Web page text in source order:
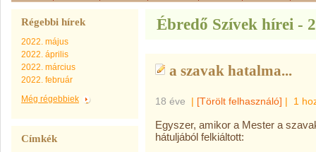
Régebbi hírek
2022. május
2022. április
2022. március
2022. február
Még régebbiek
Címkék
Ébredő Szívek hírei -
a szavak hatalma...
18 éve | [Törölt felhasználó] | 1
Egyszer, amikor a Mester a
hátuljából felkiáltott: